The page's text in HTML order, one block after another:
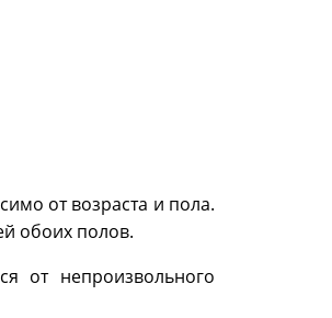
от возраста и пола.
обоих полов.
от непроизвольного